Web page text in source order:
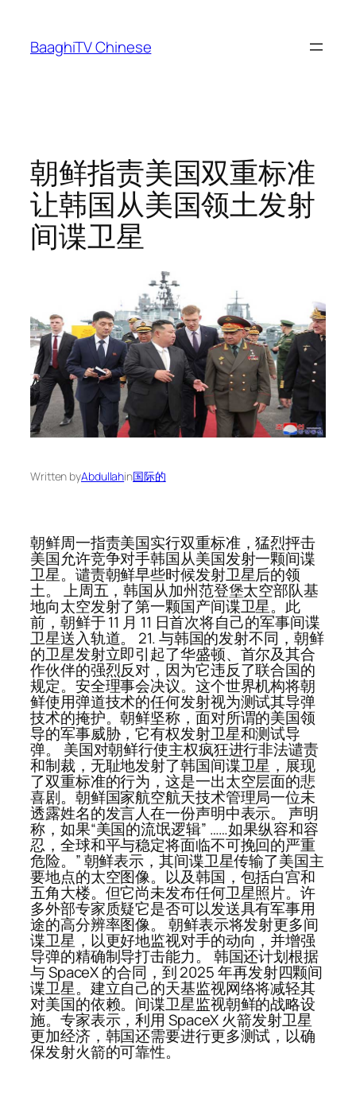
content
BaaghiTV Chinese
朝鲜指责美国双重标准
让韩国从美国领土发射
间谍卫星
Written byAbdullahin国际的
朝鲜周一指责美国实行双重标准，猛烈抨击
美国允许竞争对手韩国从美国发射一颗间谍
卫星。谴责朝鲜早些时候发射卫星后的领
土。 上周五，韩国从加州范登堡太空部队基
地向太空发射了第一颗国产间谍卫星。此
前，朝鲜于 11 月 11 日首次将自己的军事间谍
卫星送入轨道。 21. 与韩国的发射不同，朝鲜
的卫星发射立即引起了华盛顿、首尔及其合
作伙伴的强烈反对，因为它违反了联合国的
规定。安全理事会决议。这个世界机构将朝
鲜使用弹道技术的任何发射视为测试其导弹
技术的掩护。朝鲜坚称，面对所谓的美国领
导的军事威胁，它有权发射卫星和测试导
弹。 美国对朝鲜行使主权疯狂进行非法谴责
和制裁，无耻地发射了韩国间谍卫星，展现
了双重标准的行为，这是一出太空层面的悲
喜剧。朝鲜国家航空航天技术管理局一位未
透露姓名的发言人在一份声明中表示。 声明
称，如果“美国的流氓逻辑” ……如果纵容和容
忍，全球和平与稳定将面临不可挽回的严重
危险。” 朝鲜表示，其间谍卫星传输了美国主
要地点的太空图像。以及韩国，包括白宫和
五角大楼。但它尚未发布任何卫星照片。许
多外部专家质疑它是否可以发送具有军事用
途的高分辨率图像。 朝鲜表示将发射更多间
谍卫星，以更好地监视对手的动向，并增强
导弹的精确制导打击能力。 韩国还计划根据
与 SpaceX 的合同，到 2025 年再发射四颗间
谍卫星。建立自己的天基监视网络将减轻其
对美国的依赖。间谍卫星监视朝鲜的战略设
施。专家表示，利用 SpaceX 火箭发射卫星
更加经济，韩国还需要进行更多测试，以确
保发射火箭的可靠性。